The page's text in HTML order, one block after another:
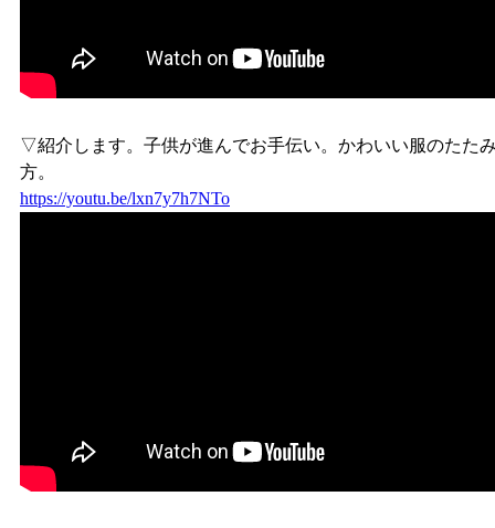
▽紹介します。子供が進んでお手伝い。かわいい服のたた
方。
https://youtu.be/lxn7y7h7NTo